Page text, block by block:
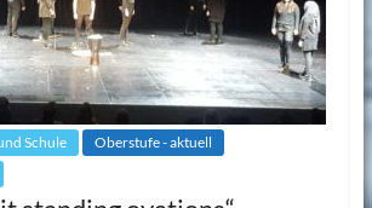
Schule
Oberstufe - aktuell